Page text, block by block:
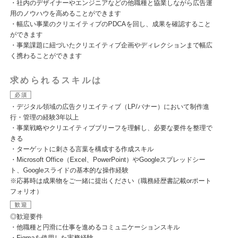
・社内のデザイナーやエンジニアなどの他職種と協業しながら広告運
用のノウハウを高めることができます
・幅広い事業のクリエイティブのPDCAを回し、成果を確認すること
ができます
・事業課題に紐づいたクリエイティブ企画やディレクションまで幅広
く携わることができます
求められるスキルは
必須
・デジタル領域の広告クリエイティブ（LP/バナー）において制作進
行・管理の経験3年以上
・事業戦略やクリエイティブブリーフを理解し、必要な要件を整理で
きる
・ターゲットに刺さる言葉を構成する作成スキル
・Microsoft Office（Excel、PowerPoint）やGoogleスプレッドシー
ト、Googleスライドの基本的な操作経験
※応募時は成果物をご一緒に提出ください（職務経歴書記載orポート
フォリオ）
歓迎
◎歓迎要件
・他職種と円滑に仕事を進めるコミュニケーションスキル